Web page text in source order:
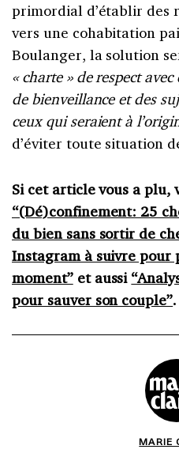
primordial d’établir des
vers une cohabitation
Boulanger, la solution
« charte » de respect
de bienveillance et des
ceux qui seraient à
d’éviter toute situation
Si cet article vous a plu,
“(Dé)confinement: 25
du bien sans sortir de
Instagram à suivre pour
moment”et aussi
pour sauver son couple”.
MARIE